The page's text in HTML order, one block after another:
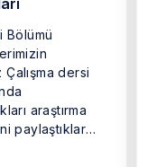
Bölümü
Çalışma dersi
araştırma
paylaştıkları